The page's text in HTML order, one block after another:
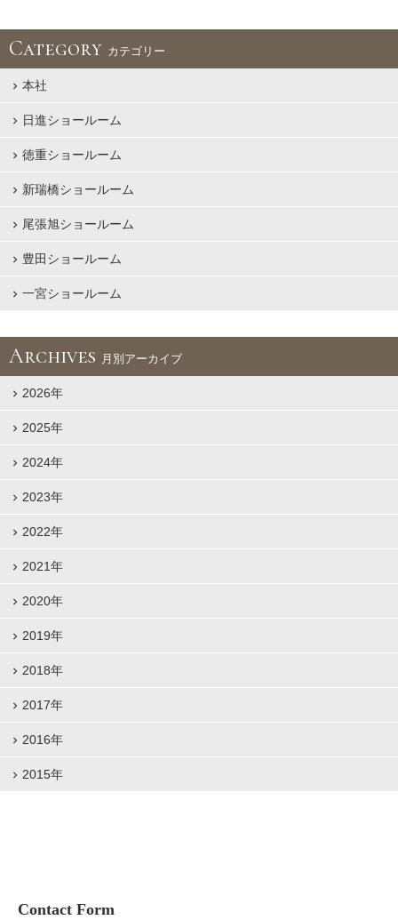
Category カテゴリー
本社
日進ショールーム
徳重ショールーム
新瑞橋ショールーム
尾張旭ショールーム
豊田ショールーム
一宮ショールーム
Archives 月別アーカイブ
2026年
2025年
2024年
2023年
2022年
2021年
2020年
2019年
2018年
2017年
2016年
2015年
Contact Form